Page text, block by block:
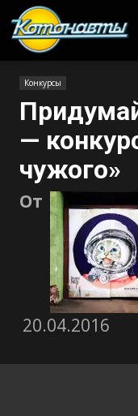
Конкурсы
—
чужого»
От
20.04.2016